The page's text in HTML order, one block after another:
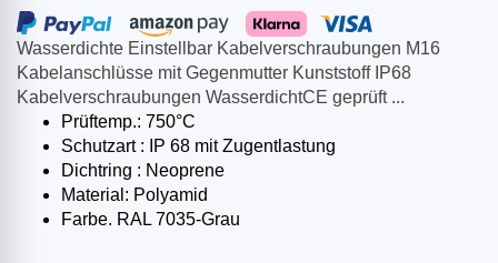
Wasserdichte Einstellbar Kabelverschraubungen M16
Kabelanschlüsse mit Gegenmutter Kunststoff IP68
Kabelverschraubungen WasserdichtCE geprüft ...
Prüftemp.: 750°C
Schutzart : IP 68 mit Zugentlastung
Dichtring : Neoprene
Material: Polyamid
Farbe. RAL 7035-Grau